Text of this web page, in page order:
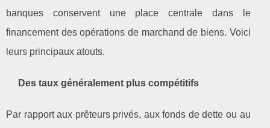
banques conservent une place centrale dans le
financement des opérations de marchand de biens. Voici
leurs principaux atouts.
Des taux généralement plus compétitifs
Par rapport aux prêteurs privés, aux fonds de dette ou au